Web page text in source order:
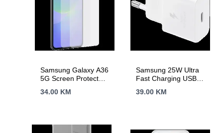
Samsung Galaxy A36
5G Screen Protector
34.00 KM
Samsung 25W Ultra
Fast Charging USB-C
(cable included)
39.00 KM